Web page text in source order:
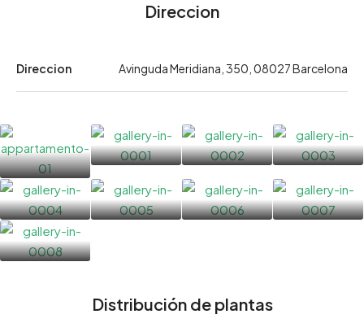
Direccion
Direccion Avinguda Meridiana, 350, 08027 Barcelona
Distribución de plantas